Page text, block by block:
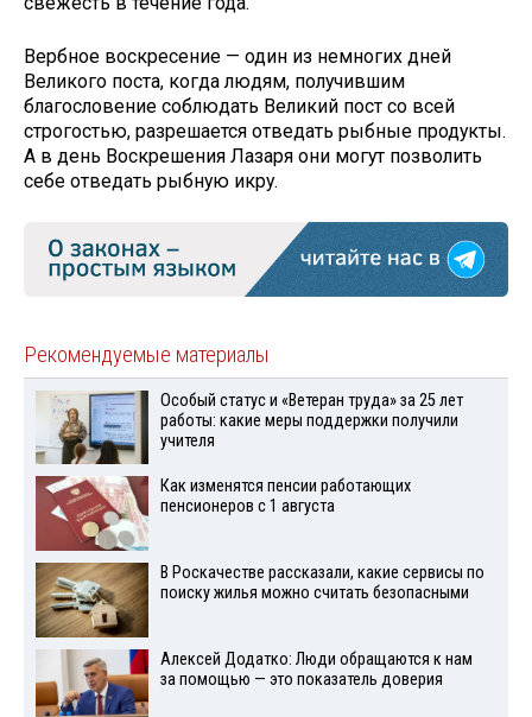
Вербное воскресение — один из немногих дней
Великого поста, когда людям, получившим
благословение соблюдать Великий пост со всей
строгостью, разрешается отведать рыбные продукты.
А в день Воскрешения Лазаря они могут позволить
себе отведать рыбную икру.
Рекомендуемые материалы
Особый статус и «Ветеран труда» за 25 лет
работы: какие меры поддержки получили
учителя
Как изменятся пенсии работающих
пенсионеров с 1 августа
В Роскачестве рассказали, какие сервисы по
поиску жилья можно считать безопасными
Алексей Додатко: Люди обращаются к нам
за помощью — это показатель доверия